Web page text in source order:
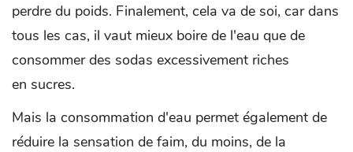
perdre du poids. Finalement, cela va de soi, car dans
tous les cas, il vaut mieux boire de l'eau que de
consommer des sodas excessivement riches
en sucres.
Mais la consommation d'eau permet également de
réduire la sensation de faim, du moins, de la